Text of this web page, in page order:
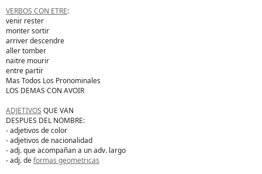
VERBOS CON ETRE:
venir rester
monter sortir
arriver descendre
aller tomber
naitre mourir
entre partir
Mas Todos Los Pronominales
LOS DEMAS CON AVOIR
ADJETIVOS QUE VAN
DESPUES DEL NOMBRE:
- adjetivos de color
- adjetivos de nacionalidad
- adj. que acompañan a un adv. largo
- adj. deformas geometricas